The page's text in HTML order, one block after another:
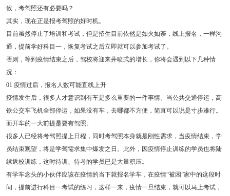
候，考驾照还有必要吗？
其实，现在正是报考驾照的好时机。
目前虽然停止了培训和考试，但是招生目前依然是如火如荼，线上报名，一样沟
通，提前学好科目一，恢复考试之后立即就可以参加考试了。
否则，等到疫情结束之后，驾校将迎来井喷式的增长，你将会遇到以下几种情
况：
01 疫情过后，报名人数可能直线上升
疫情发生后，很多人才意识到有车是多么重要的一件事情。当公共交通停运，高
铁公交车飞机全部停运，如果没有车，去哪都不方便，简直可以说是寸步难行。
而开车的一大前提是要有驾照。
很多人已经将考驾照提上日程，同时考驾照本身就是刚性需求，当疫情结束，学
员结束观望，将是学驾需求集中爆发之日。此外，因疫情停止训练的学员也将陆
续返校训练，这时待训、待考的学员已是大量积压。
有学车念头的小伙伴应该在疫情的当下就报名学车，在疫情“被困”家中的这段时
间，提前进行科目一考试的练习，这样一来，疫情一旦结束，就可以马上考试，